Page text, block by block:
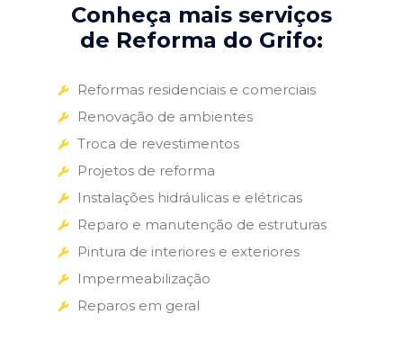
Conheça mais serviços
de Reforma do Grifo:
Reformas residenciais e comerciais
Renovação de ambientes
Troca de revestimentos
Projetos de reforma
Instalações hidráulicas e elétricas
Reparo e manutenção de estruturas
Pintura de interiores e exteriores
Impermeabilização
Reparos em geral